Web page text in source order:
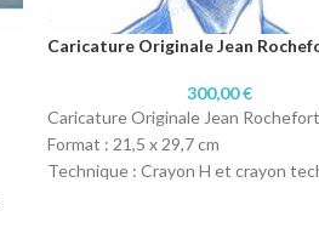
Caricature Originale Jean
300,00€
Caricature Originale Jean Rochefort
Format : 21,5 x 29,7 cm
Technique : Crayon H et crayon